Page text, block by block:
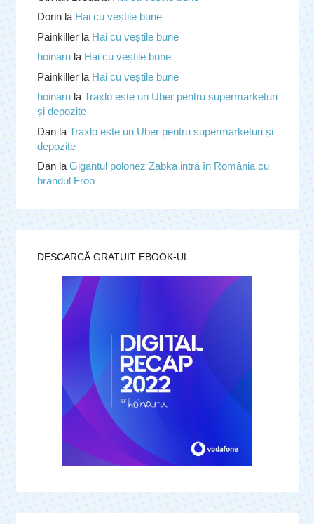
Dorinla Hai cu veștile bune
Painkillerla Hai cu veștile bune
hoinarula Hai cu veștile bune
Painkillerla Hai cu veștile bune
hoinarula Traxlo este un Uber pentru supermarketuri
și depozite
Danla Traxlo este un Uber pentru supermarketuri și
depozite
Danla Gigantul polonez Zabka intră în România cu
brandul Froo
DESCARCĂ GRATUIT EBOOK-UL